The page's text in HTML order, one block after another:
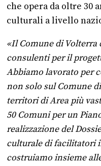
che opera da oltre 30
culturali a livello
«Il Comune di
consulenti per il
Abbiamo lavorato per
non solo sul Comune
territori di Area più
50 Comuni per un
realizzazione del
culturale di facilitatori
costruiamo insieme